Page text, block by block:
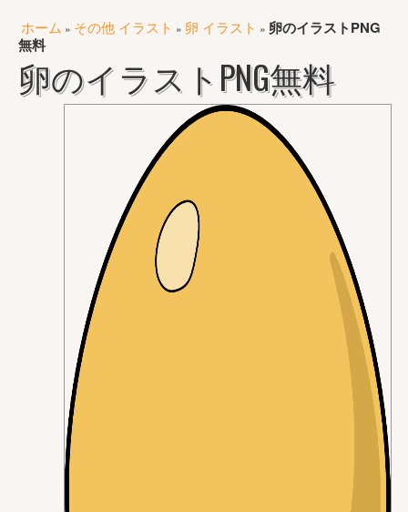
ホーム » その他 イラスト » 卵 イラスト » 卵のイラストPNG
無料
卵のイラストPNG無料